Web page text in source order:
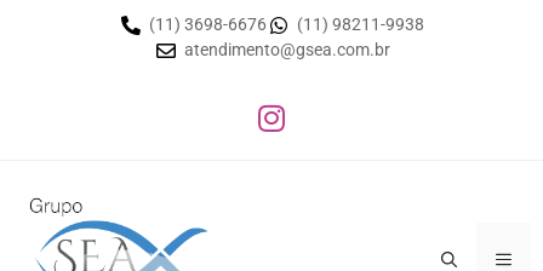
(11) 3698-6676
(11) 98211-9938
atendimento@gsea.com.br